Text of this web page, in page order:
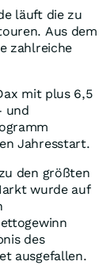
läuft die zu
Aus dem
zahlreiche
mit plus 6,5
und
Jahresstart.
den größten
wurde auf
des
ausgefallen.